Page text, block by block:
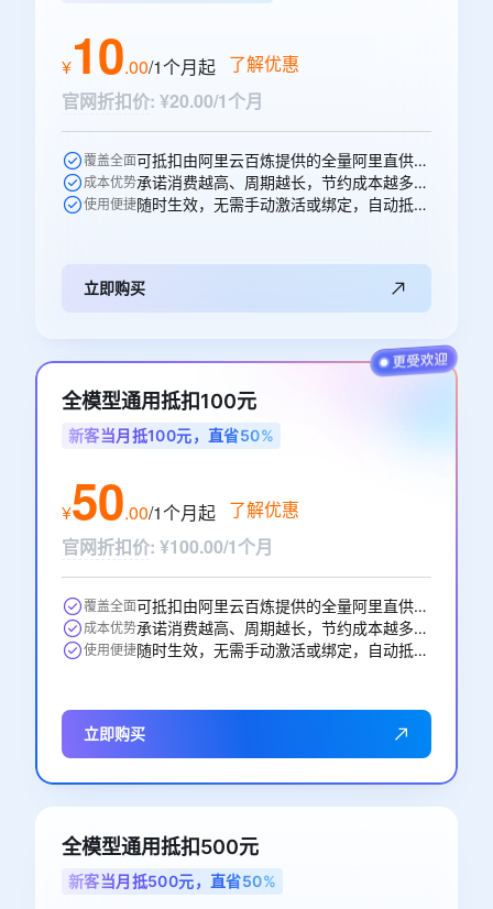
¥10.00/1个月起 了解优惠
官网折扣价: ¥20.00/1个月
覆盖全面 可抵扣由阿里云百炼提供的全量阿里直供模型，一次购买即可跨阿里直供模型通享
成本优势 承诺消费越高、周期越长，节约成本越多，直省10元。
使用便捷 随时生效，无需手动激活或绑定，自动抵扣。
立即购买
全模型通用抵扣100元
新客当月抵100元，直省50%
¥50.00/1个月起 了解优惠
官网折扣价: ¥100.00/1个月
覆盖全面 可抵扣由阿里云百炼提供的全量阿里直供模型，一次购买即可跨阿里直供模型通享
成本优势 承诺消费越高、周期越长，节约成本越多，直省50元。
使用便捷 随时生效，无需手动激活或绑定，自动抵扣。
立即购买
全模型通用抵扣500元
新客当月抵500元，直省50%